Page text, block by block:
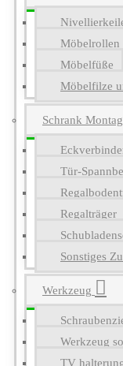
Möbelrollen
Möbelfüße
Möbelfilze
Schrank
Tür-
Regalträger
Sonstiges
Werkzeug
Werkzeug
TV